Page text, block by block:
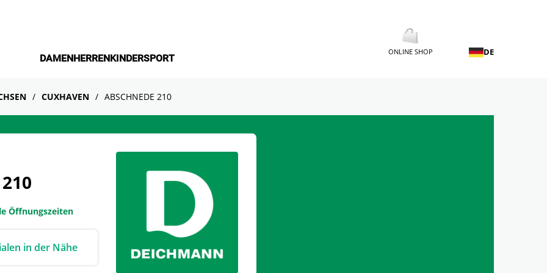
DAMENHERRENKINDERSPORT
ONLINE SHOP DE
CUXHAVEN ABSCHNEDE 210
Öffnungszeiten
in der Nähe